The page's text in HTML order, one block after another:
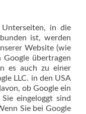
in die
ist, werden
Website (wie
Google übertragen
es auch zu einer
LLC. in den USA
ob Google ein
eingeloggt sind
Sie bei Google